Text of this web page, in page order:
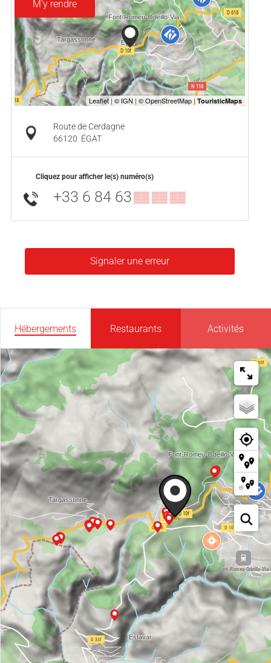
M'y rendre
Route de Cerdagne
66120 ÉGAT
Cliquez pour afficher le(s) numéro(s)
+33 6 84 63▒▒ ▒▒ ▒▒
Signaler une erreur
Hébergements Restaurants Activités